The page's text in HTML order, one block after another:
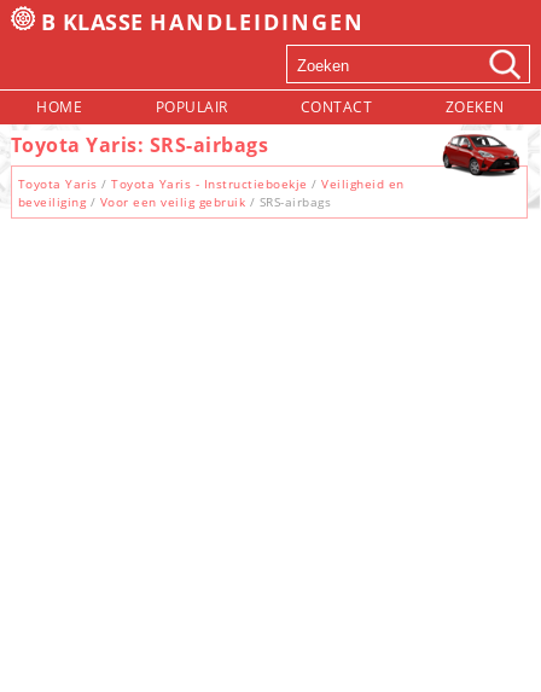
B KLASSE HANDLEIDINGEN
HOME POPULAIR CONTACT ZOEKEN
Toyota Yaris: SRS-airbags
Toyota Yaris /Toyota Yaris - Instructieboekje /Veiligheid en
beveiliging / Voor een veilig gebruik / SRS-airbags